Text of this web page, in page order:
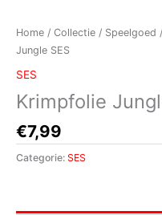
Home / Collectie / Speelgoed /
Jungle SES
SES
Krimpfolie
€7,99
Categorie: SES